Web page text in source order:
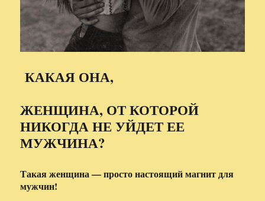
КАКАЯ ОНА,
ЖЕНЩИНА, ОТ КОТОРОЙ
НИКОГДА НЕ УЙДЕТ ЕЕ
МУЖЧИНА?
Такая женщина — просто настоящий магнит для
мужчин!